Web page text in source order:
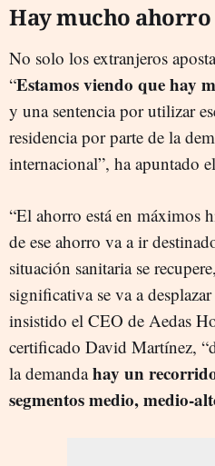
Hay mucho ahorro
No solo los extranjeros
“Estamos viendo que hay
y una sentencia por utilizar
residencia por parte de la
internacional”, ha apuntado
“El ahorro está en máximos
de ese ahorro va a ir
situación sanitaria se
significativa se va a
insistido el CEO de Aedas
certificado David Martínez,
la demandahay un
segmentos medio, medio-